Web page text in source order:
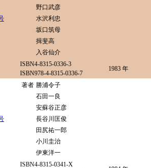
野口武彦
水沢利忠
坂口筑母
揖斐高
入谷仙介
ISBN4-8315-0336-3
ISBN978-4-8315-0336-7
1983 年
著者 勝浦令子
石田一良
安蘇谷正彦
長谷川匡俊
田尻祐一郎
小川圭治
伊東洋一
ISBN4-8315-0341-X